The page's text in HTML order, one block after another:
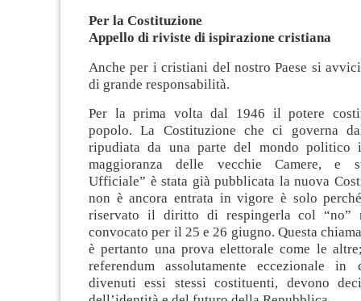
Per la Costituzione
Appello di riviste di ispirazione cristiana
Anche per i cristiani del nostro Paese si
di grande responsabilità.
Per la prima volta dal 1946 il potere
popolo. La Costituzione che ci governa
ripudiata da una parte del mondo politico
maggioranza delle vecchie Camere, e
Ufficiale” è stata già pubblicata la nuova
non è ancora entrata in vigore è solo
riservato il diritto di respingerla col “no”
convocato per il 25 e 26 giugno. Questa
è pertanto una prova elettorale come le
referendum assolutamente eccezionale
divenuti essi stessi costituenti, devono